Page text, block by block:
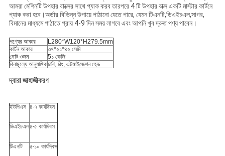
আমরা মেশিনটি উপহার বাক্সের সাথে প্যাক করব তারপরে 4 টি উপহার বাক্স একটি মাস্টার কার্টনে
প্যাক করা হবে।অর্ডার বিভিন্ন উপায়ে পাঠানো যেতে পারে, যেমন টিএনটি,ডিএইচএল,সাগর,
বিমানের মাধ্যমে পাঠাতে প্রায় 4-9 দিন সময় লাগবে এবং আপনি খুব দ্রুত পণ্য পাবেন।
পণ্যের আকার
L280*W120*H279.5mm
কার্টন আকার
৩৭*২১*৪২ সেমি
মোট ওজন
5১ কেজি
বিনামূল্যে আনুষাঙ্গিকচাবি, রিং, এটমাইজেশন হেড
দ্বারা জাহাজীকরণ
ইউপিএস ৪-৭ কার্যদিবস
ডিএইচএল৪-৫ কার্যদিবস
টিএনটি ৫-১০ কার্যদিবস